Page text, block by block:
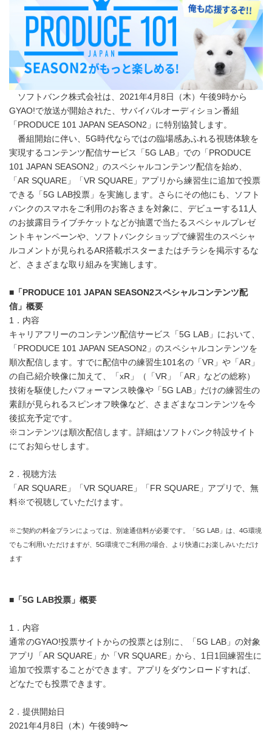
ソフトバンク株式会社は、2021年4月8日（木）午後9時から
GYAO!で放送が開始された、サバイバルオーディション番組
「PRODUCE 101 JAPAN SEASON2」に特別協賛します。
番組開始に伴い、5G時代ならではの臨場感あふれる視聴体験を
実現するコンテンツ配信サービス「5G LAB」での「PRODUCE
101 JAPAN SEASON2」のスペシャルコンテンツ配信を始め、
「AR SQUARE」「VR SQUARE」アプリから練習生に追加で投票
できる「5G LAB投票」を実施します。さらにその他にも、ソフト
バンクのスマホをご利用のお客さまを対象に、デビューする11人
のお披露目ライブチケットなどが抽選で当たるスペシャルプレゼ
ントキャンペーンや、ソフトバンクショップで練習生のスペシャ
ルコメントが見られるAR搭載ポスターまたはチラシを掲示するな
ど、さまざまな取り組みを実施します。
■ 「 PRODUCE 101 JAPAN SEASON2スペシャルコンテンツ配
信」概要
1．内容
キャリアフリーのコンテンツ配信サービス「5G LAB」において、
「PRODUCE 101 JAPAN SEASON2」のスペシャルコンテンツを
順次配信します。すでに配信中の練習生101名の「VR」や「AR」
の自己紹介映像に加えて、「xR」（「VR」「AR」などの総称）
技術を駆使したパフォーマンス映像や「5G LAB」だけの練習生の
素顔が見られるスピンオフ映像など、さまざまなコンテンツを今
後拡充予定です。
※コンテンツは順次配信します。詳細はソフトバンク特設サイト
にてお知らせします。
2．視聴方法
「AR SQUARE」「VR SQUARE」「FR SQUARE」アプリで、無
料※で視聴していただけます。
※ご契約の料金プランによっては、別途通信料が必要です。「5G LAB」は、4G環境
でもご利用いただけますが、5G環境でご利用の場合、より快適にお楽しみいただけ
ます
■ 「 5G LAB投票」概要
1．内容
通常のGYAO!投票サイトからの投票とは別に、「5G LAB」の対象
アプリ「AR SQUARE」か「VR SQUARE」から、1日1回練習生に
追加で投票することができます。アプリをダウンロードすれば、
どなたでも投票できます。
2．提供開始日
2021年4月8日（木）午後9時〜